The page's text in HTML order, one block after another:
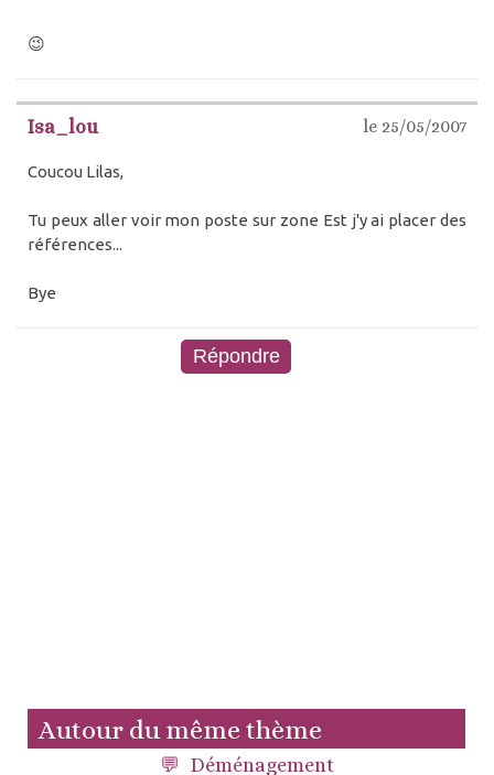
😉
Isa_lou le 25/05/2007
Coucou Lilas,
Tu peux aller voir mon poste sur zone Est j'y ai placer des
références...
Bye
Autour du même thème
Déménagement